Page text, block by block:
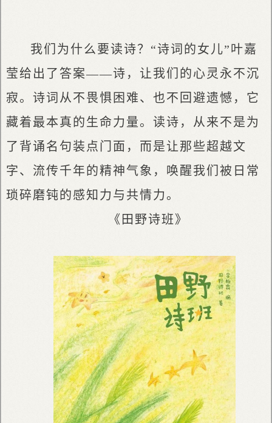
我们为什么要读诗？“诗词的女儿”叶嘉
莹给出了答案——诗，让我们的心灵永不沉
寂。诗词从不畏惧困难、也不回避遗憾，它
藏着最本真的生命力量。读诗，从来不是为
了背诵名句装点门面，而是让那些超越文
字、流传千年的精神气象，唤醒我们被日常
琐碎磨钝的感知力与共情力。
《田野诗班》